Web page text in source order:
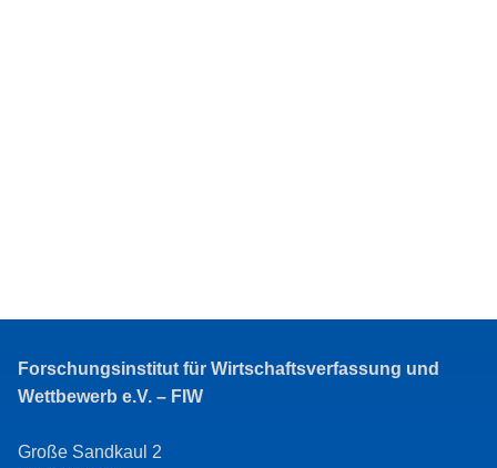
Forschungsinstitut für Wirtschaftsverfassung und
Wettbewerb e.V. – FIW
Große Sandkaul 2